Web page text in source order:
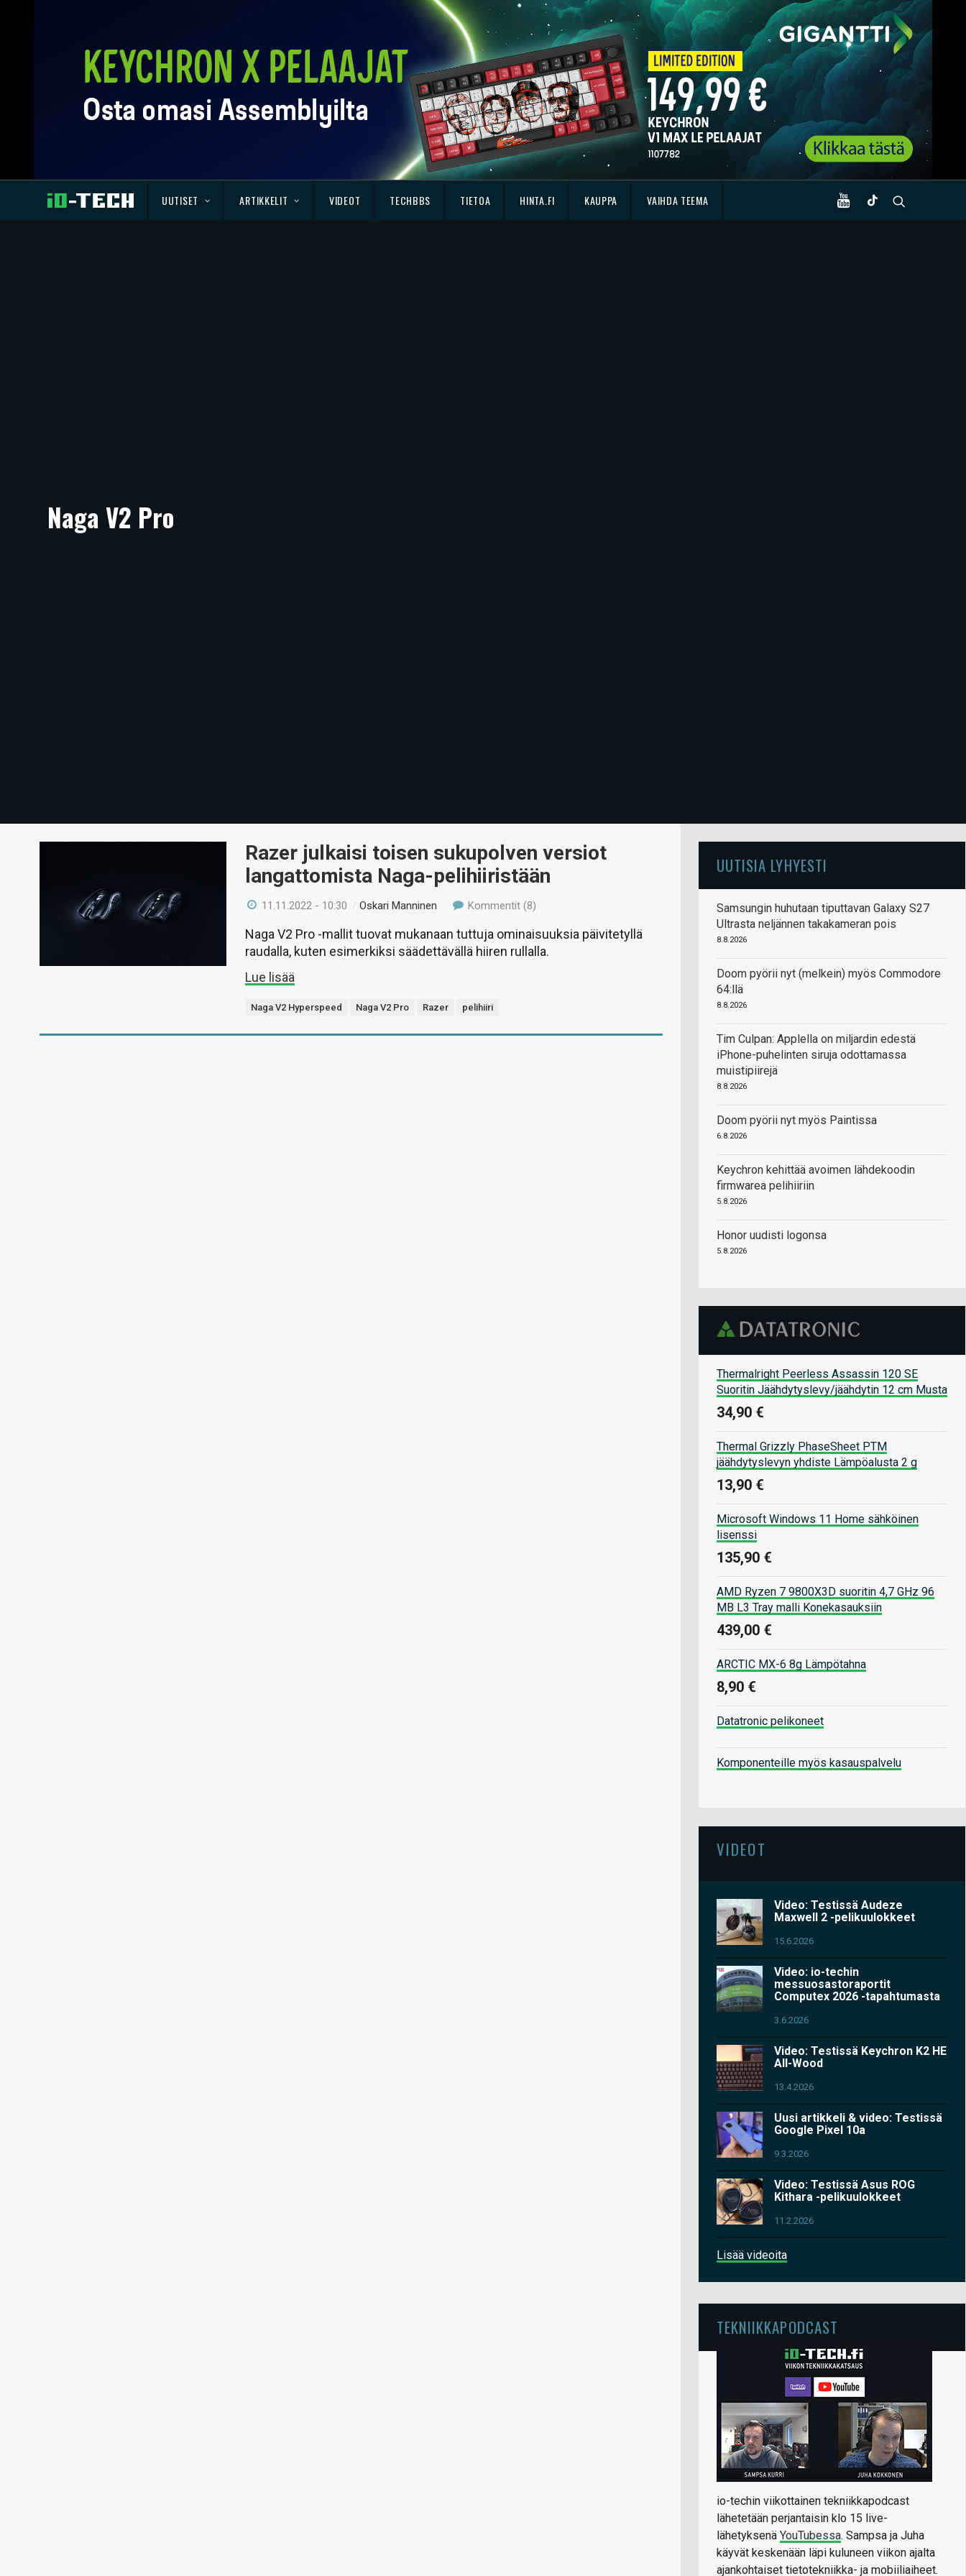
UUTISET ARTIKKELIT VIDEOT TECHBBS TIETOA HINTA.FI KAUPPA VAIHDA TEEMA
Naga V2 Pro
Razer julkaisi toisen sukupolven versiot
langattomista Naga-pelihiiristään
11.11.2022 - 10:30 /Oskari Manninen Kommentit (8)
Naga V2 Pro -mallit tuovat mukanaan tuttuja ominaisuuksia päivitetyllä
raudalla, kuten esimerkiksi säädettävällä hiiren rullalla.
Lue lisää
Naga V2 Hyperspeed Naga V2 Pro Razer pelihiiri
UUTISIA LYHYESTI
Samsungin huhutaan tiputtavan Galaxy S27
Ultrasta neljännen takakameran pois
8.8.2026
Doom pyörii nyt (melkein) myös Commodore
64:llä
8.8.2026
Tim Culpan: Applella on miljardin edestä
iPhone-puhelinten siruja odottamassa
muistipiirejä
8.8.2026
Doom pyörii nyt myös Paintissa
6.8.2026
Keychron kehittää avoimen lähdekoodin
firmwarea pelihiiriin
5.8.2026
Honor uudisti logonsa
5.8.2026
Thermalright Peerless Assassin 120 SE
Suoritin Jäähdytyslevy/jäähdytin 12 cm Musta
34,90 €
Thermal Grizzly PhaseSheet PTM
jäähdytyslevyn yhdiste Lämpöalusta 2 g
13,90 €
Microsoft Windows 11 Home sähköinen
lisenssi
135,90 €
AMD Ryzen 7 9800X3D suoritin 4,7 GHz 96
MB L3 Tray malli Konekasauksiin
439,00 €
ARCTIC MX-6 8g Lämpötahna
8,90 €
Datatronic pelikoneet
Komponenteille myös kasauspalvelu
VIDEOT
Video: Testissä Audeze
Maxwell 2 -pelikuulokkeet
15.6.2026
Video: io-techin
messuosastoraportit
Computex 2026 -tapahtumasta
3.6.2026
Video: Testissä Keychron K2 HE
All-Wood
13.4.2026
Uusi artikkeli & video: Testissä
Google Pixel 10a
9.3.2026
Video: Testissä Asus ROG
Kithara -pelikuulokkeet
11.2.2026
Lisää videoita
TEKNIIKKAPODCAST
io-techin viikottainen tekniikkapodcast
lähetetään perjantaisin klo 15 live-
lähetyksenä YouTubessa. Sampsa ja Juha
käyvät keskenään läpi kuluneen viikon ajalta
ajankohtaiset tietotekniikka- ja mobiiliaiheet.